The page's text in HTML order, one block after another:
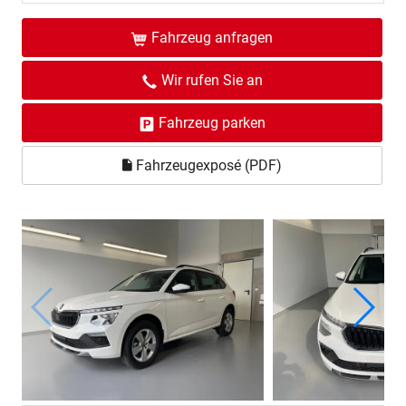
Fahrzeug anfragen
Wir rufen Sie an
Fahrzeug parken
Fahrzeugexposé (PDF)